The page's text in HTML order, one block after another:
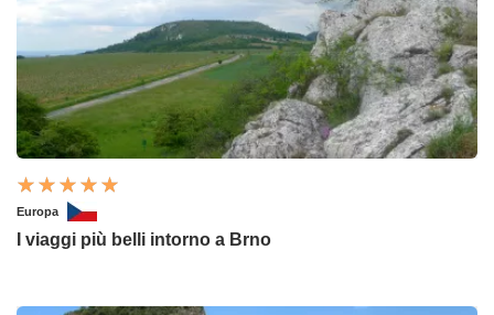
Europa
I viaggi più belli intorno a Brno